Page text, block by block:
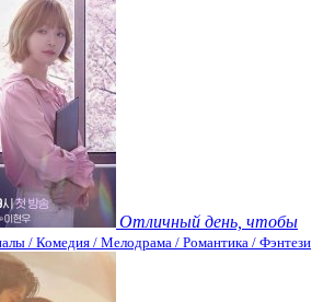
Отличный день, чтобы
/ Комедия / Мелодрама / Романтика / Фэнтези